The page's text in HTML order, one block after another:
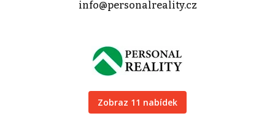
info@personalreality.cz
Zobraz 11 nabídek